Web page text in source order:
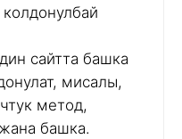
сайтта башка
мисалы,
метод,
башка.